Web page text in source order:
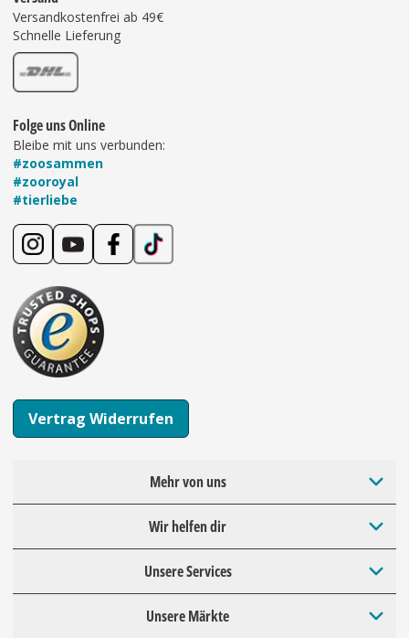
Versandkostenfrei ab 49€
Schnelle Lieferung
Folge uns Online
Bleibe mit uns verbunden:
#zoosammen
#zooroyal
#tierliebe
Vertrag Widerrufen
Mehr von uns
Wir helfen dir
Unsere Services
Unsere Märkte